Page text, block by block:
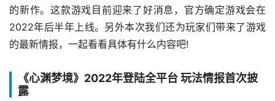
的新作。这款游戏目前迎来了好消息，官方确定游戏会在
2022年后半年上线。另外本次我们还为玩家们带来了游戏
的最新情报，一起看看具体有什么内容吧!
《心渊梦境》2022年登陆全平台 玩法情报首次披
露